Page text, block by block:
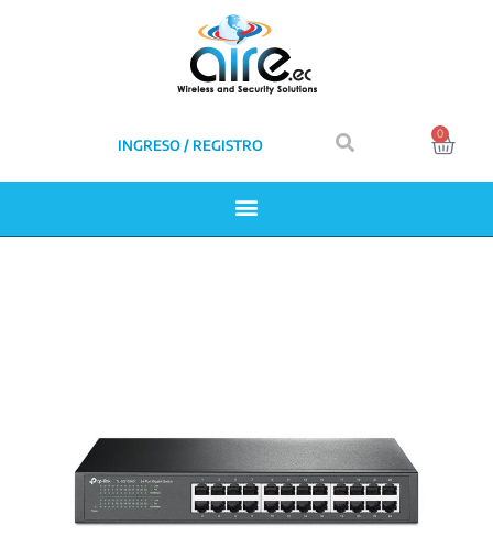
INGRESO / REGISTRO
0